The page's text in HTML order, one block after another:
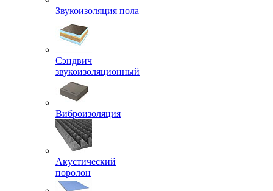
Звукоизоляция пола
Сэндвич
звукоизоляционный
Виброизоляция
Акустический
поролон